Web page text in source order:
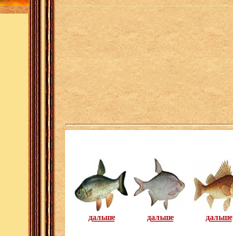
дальше дальше дальше